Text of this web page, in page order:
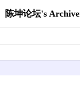
陈坤论坛's